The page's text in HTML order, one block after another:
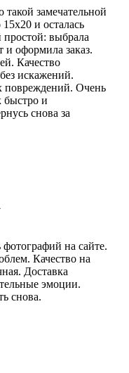
замечательной
15х20 и осталась
простой: выбрала
и оформила заказ.
Качество
искажений.
повреждений. Очень
быстро и
снова за
фотографий на сайте.
Качество на
Доставка
эмоции.
снова.